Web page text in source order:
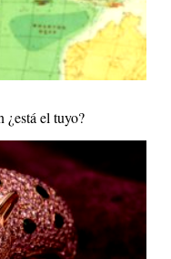
¿está el tuyo?